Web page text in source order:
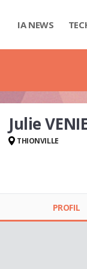
IA NEWS
Julie
THIONVILLE
PROFIL